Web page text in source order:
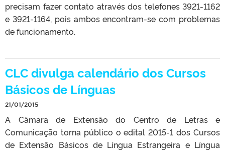
precisam fazer contato através dos telefones 3921-1162
e 3921-1164, pois ambos encontram-se com problemas
de funcionamento.
CLC divulga calendário dos Cursos
Básicos de Línguas
21/01/2015
A Câmara de Extensão do Centro de Letras e
Comunicação torna público o edital 2015-1 dos Cursos
de Extensão Básicos de Língua Estrangeira e Língua